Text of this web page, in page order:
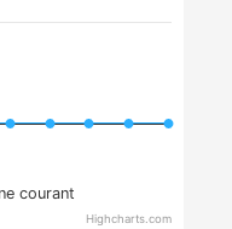
courant
Highcharts.com